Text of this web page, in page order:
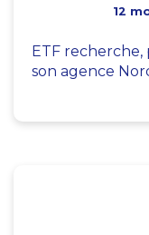
12
ETF
son agence